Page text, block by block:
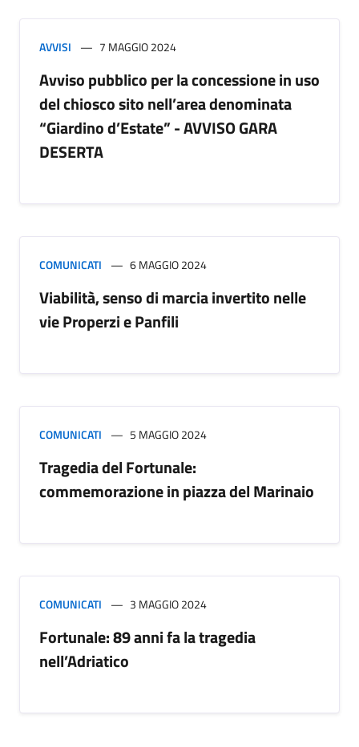
AVVISI 7 MAGGIO 2024
Avviso pubblico per la concessione in uso
del chiosco sito nell’area denominata
“Giardino d’Estate” - AVVISO GARA
DESERTA
COMUNICATI 6 MAGGIO 2024
Viabilità, senso di marcia invertito nelle
vie Properzi e Panfili
COMUNICATI 5 MAGGIO 2024
Tragedia del Fortunale:
commemorazione in piazza del Marinaio
COMUNICATI 3 MAGGIO 2024
Fortunale: 89 anni fa la tragedia
nell’Adriatico